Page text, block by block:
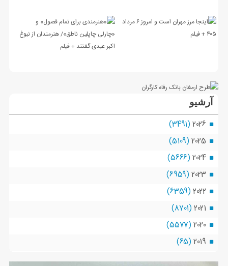
آرشیو
2026
(3491)
2025
(5109)
2024
(5666)
2023
(6959)
2022
(6359)
2021
(8701)
2020
(5577)
2019
(65)